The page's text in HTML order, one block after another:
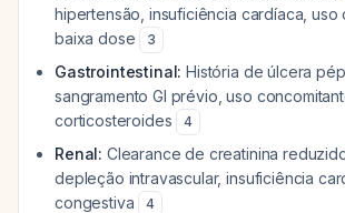
hipertensão, insuficiência cardíaca, uso
baixa dose
3
Gastrointestinal: História de úlcera
sangramento GI prévio, uso
corticosteroides
4
Renal: Clearance de creatinina
depleção intravascular, insuficiência
congestiva
4